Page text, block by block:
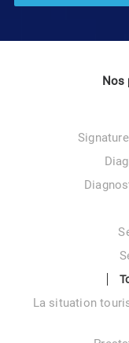
Nos
La situation